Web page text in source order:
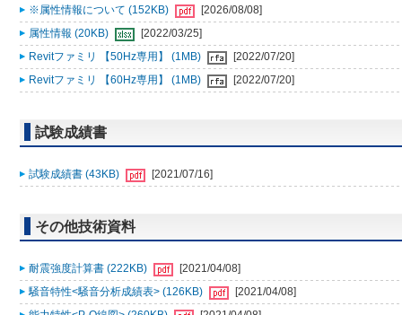
※属性情報について (152KB)
[2026/08/08]
属性情報 (20KB)
[2022/03/25]
Revitファミリ 【50Hz専用】 (1MB)
[2022/07/20]
Revitファミリ 【60Hz専用】 (1MB)
[2022/07/20]
試験成績書
試験成績書 (43KB) [2021/07/16]
その他技術資料
耐震強度計算書 (222KB)
[2021/04/08]
騒音特性<騒音分析成績表> (126KB)
[2021/04/08]